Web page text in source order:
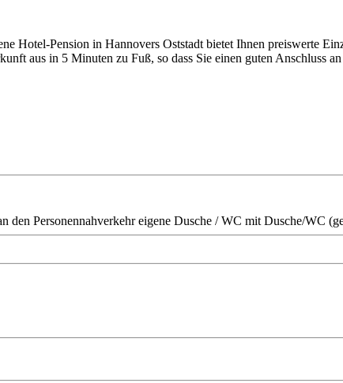
Hotel-Pension in Hannovers Oststadt bietet Ihnen preiswerte
aus in 5 Minuten zu Fuß, so dass Sie einen guten Anschluss
den Personennahverkehr eigene Dusche / WC mit Dusche/WC